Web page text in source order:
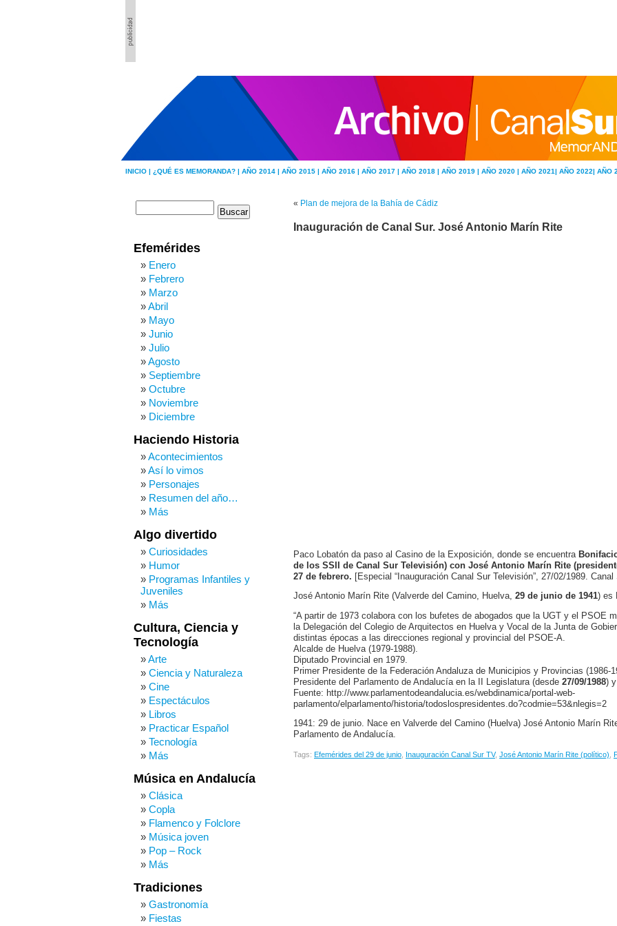
INICIO | ¿QUÉ ES MEMORANDA? | AÑO 2014 | AÑO 2015 | AÑO 2016 | AÑO 2017 | AÑO 2018 | AÑO 2019 | AÑO 2020 | AÑO 2021| AÑO 2022| AÑO
« Plan de mejora de la Bahía de Cádiz
Inauguración de Canal Sur. José Antonio Marín Rite
Paco Lobatón da paso al Casino de la Exposición, donde se encuentra
de los SSII de Canal Sur Televisión) con José Antonio Marín Rite
27 de febrero. [Especial “Inauguración Canal Sur Televisión”, 27/02/1989.
José Antonio Marín Rite (Valverde del Camino, Huelva, 29 de junio de 1941) es
“A partir de 1973 colabora con los bufetes de abogados que la UGT y el PSOE
la Delegación del Colegio de Arquitectos en Huelva y Vocal de la Junta de
distintas épocas a las direcciones regional y provincial del PSOE-A.
Alcalde de Huelva (1979-1988).
Diputado Provincial en 1979.
Primer Presidente de la Federación Andaluza de Municipios y Provincias (1986-
Presidente del Parlamento de Andalucía en la II Legislatura (desde 27/09/1988)
Fuente: http://www.parlamentodeandalucia.es/webdinamica/portal-web-
parlamento/elparlamento/historia/todoslospresidentes.do?codmie=53&nlegis=2
1941: 29 de junio. Nace en Valverde del Camino (Huelva) José Antonio Marín
Parlamento de Andalucía.
Tags: Efemérides del 29 de junio Inauguración Canal Sur TV, José Antonio Marín Rite (político)
Efemérides
Enero
Febrero
Marzo
Abril
Mayo
Junio
Julio
Agosto
Septiembre
Octubre
Noviembre
Diciembre
Haciendo Historia
Acontecimientos
Así lo vimos
Personajes
Resumen del año…
Más
Algo divertido
Curiosidades
Humor
Programas Infantiles y
Juveniles
Más
Cultura, Ciencia y
Tecnología
Arte
Ciencia y Naturaleza
Cine
Espectáculos
Libros
Practicar Español
Tecnología
Más
Música en Andalucía
Clásica
Copla
Flamenco y Folclore
Música joven
Pop – Rock
Más
Tradiciones
Gastronomía
Fiestas